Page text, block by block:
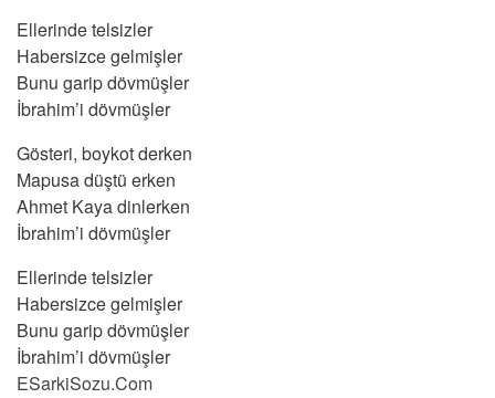
Ellerinde telsizler
Habersizce gelmişler
Bunu garip dövmüşler
İbrahim’i dövmüşler
Gösteri, boykot derken
Mapusa düştü erken
Ahmet Kaya dinlerken
İbrahim’i dövmüşler
Ellerinde telsizler
Habersizce gelmişler
Bunu garip dövmüşler
İbrahim’i dövmüşler
ESarkiSozu.Com